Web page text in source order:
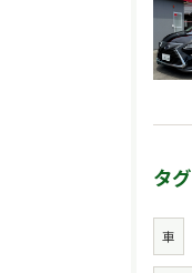
タグ
車